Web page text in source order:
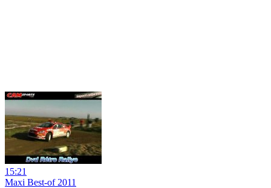
15:21
Maxi Best-of 2011